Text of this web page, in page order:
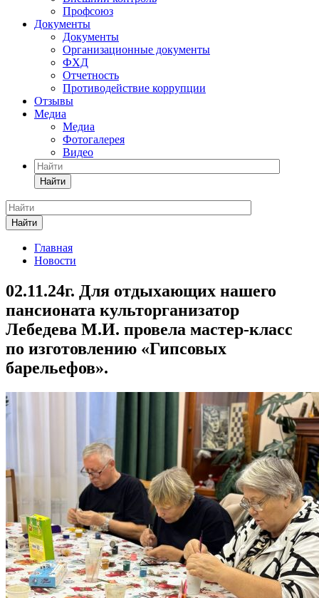
Профсоюз
Документы
Документы
Организационные документы
ФХД
Отчетность
Противодействие коррупции
Отзывы
Медиа
Медиа
Фотогалерея
Видео
Найти
Найти
Главная
Новости
02.11.24г. Для отдыхающих нашего
пансионата культорганизатор
Лебедева М.И. провела мастер-класс
по изготовлению «Гипсовых
барельефов».